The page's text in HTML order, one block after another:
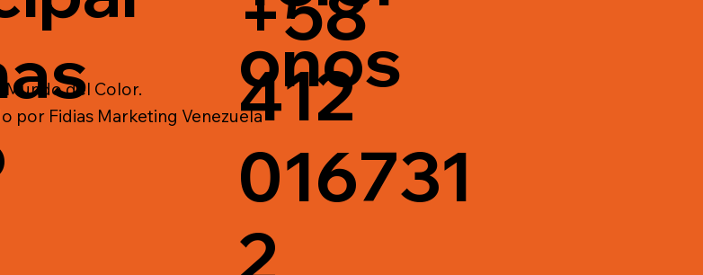
Mundo del Color.
por Fidias Marketing Venezuela
onos
412
016731
2